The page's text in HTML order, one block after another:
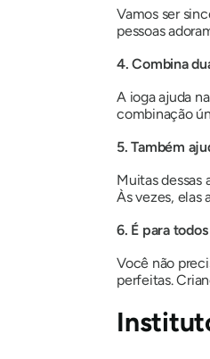
Vamos ser
pessoas
4. Combina
A ioga ajuda
combinação
5. Também
Muitas dessas
Às vezes, elas
6. É para todos
Você não
perfeitas.